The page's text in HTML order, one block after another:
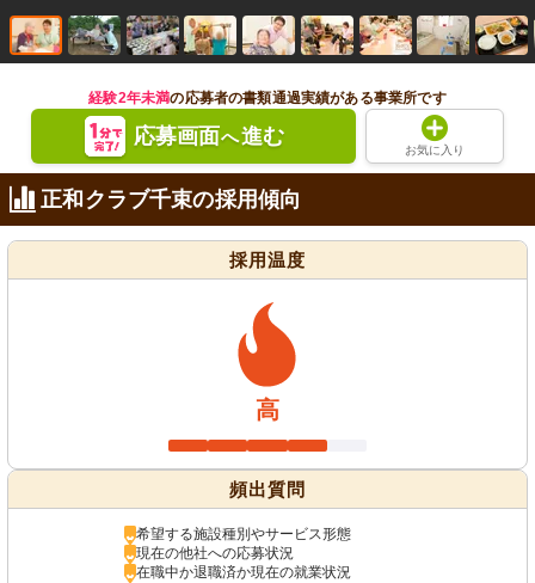
経験2年未満の応募者の書類通過実績がある事業所です
応募画面へ進む
お気に入り
正和クラブ千束の採用傾向
採用温度
高
頻出質問
希望する施設種別やサービス形態
現在の他社への応募状況
在職中か退職済か現在の就業状況